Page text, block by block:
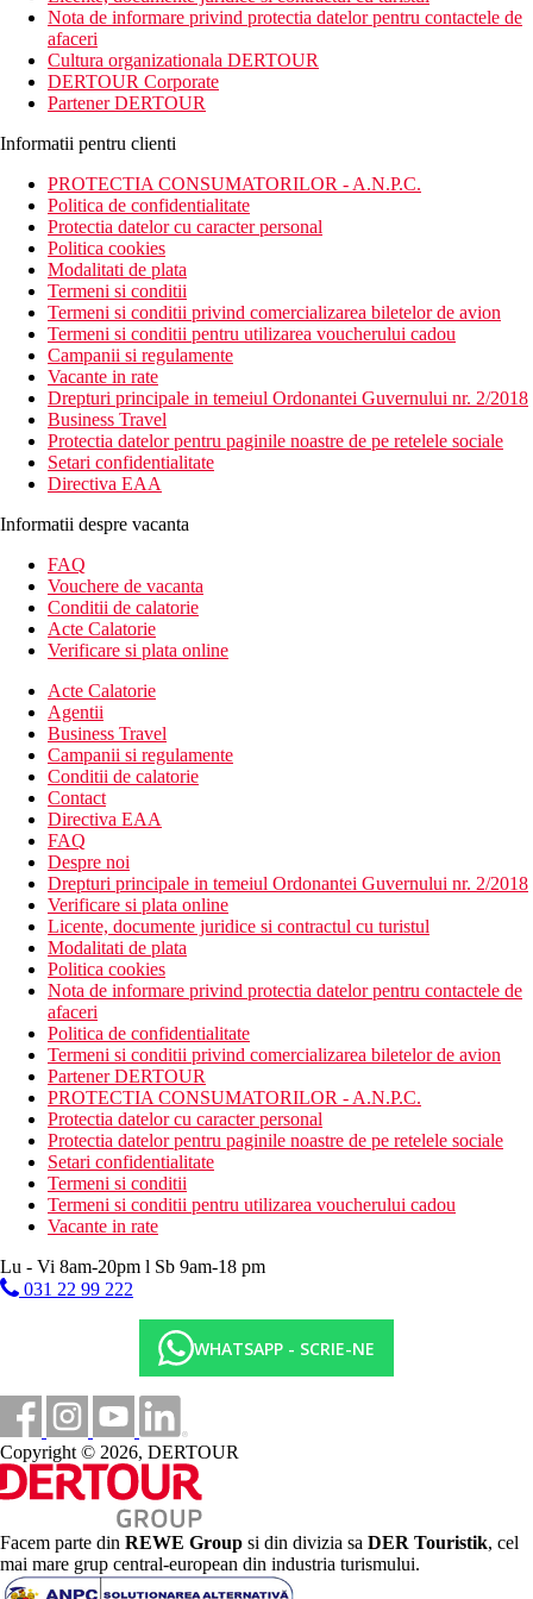
metri de plaja Kata Noi. Proprietatea ofera numeroase servicii si
facilitati ce transforma simpla cazare intr-o experienta frumoasa.
Complexul hotelier are 2 zone separate: Thani Wing – situata in
apropiere de plaja, si Bhuri Wing – inconjurata de gradini
tropicale.
Distanta
Plaja: in apropiere
Statie de autobuz: 14 km
Aeroport: 33 km
Descrierea camerei
Camere:
Deluxe Pool View
Junior Suite, Sea View
Grand Suite, Sea View
Junior Suite, Oceanfront
Deluxe Room
Grand Deluxe Room
Facilitati:
baie
telefon direct
aer conditionat (reglat central)
frigider
pat dublu
TV
satelit/cablu TV
dus
balcon/ terasa
aparat de preparare ceai/cafea
aer conditionat (reglabil individual)
uscator de par
pat king size
cada de baie
minibar
lounge
Descrierea hotelului
cafenea
loc de joaca
sala de vizionare TV
receptie 24 de ore
restaurant(e)
parcare
schimb valutar
restaurant(e) cu aer conditionat
restaurant(e) cu scaune inalte pentru copii
bar(uri)
restaurant(e) cu spatiu special pentru nefumatori
room service
check-in 24 de ore
magazine
acces la internet
sala de conferinte
garaj
lifturi
asistenta medicala
restaurant(e) cu spatiu pentru fumatori
magazin mic
seiful hotelului
sala de jocuri
servicii de spalatorie de rufe
Internet WLAN
Descrierea plajei
cu nisip
Activitati sportive si divertisment
joc Boccia
masaj
Nota de informare privind protectia datelor pentru contactele de
afaceri
Cultura organizationala DERTOUR
DERTOUR Corporate
Partener DERTOUR
Informatii pentru clienti
PROTECTIA CONSUMATORILOR - A.N.P.C.
Politica de confidentialitate
Protectia datelor cu caracter personal
Politica cookies
Modalitati de plata
Termeni si conditii
Termeni si conditii privind comercializarea biletelor de avion
Termeni si conditii pentru utilizarea voucherului cadou
Campanii si regulamente
Vacante in rate
Drepturi principale in temeiul Ordonantei Guvernului nr. 2/2018
Business Travel
Protectia datelor pentru paginile noastre de pe retelele sociale
Setari confidentialitate
Directiva EAA
Informatii despre vacanta
FAQ
Vouchere de vacanta
Conditii de calatorie
Acte Calatorie
Verificare si plata online
Acte Calatorie
Agentii
Business Travel
Campanii si regulamente
Conditii de calatorie
Contact
Directiva EAA
FAQ
Despre noi
Drepturi principale in temeiul Ordonantei Guvernului nr. 2/2018
Verificare si plata online
Licente, documente juridice si contractul cu turistul
Modalitati de plata
Politica cookies
Nota de informare privind protectia datelor pentru contactele de
afaceri
Politica de confidentialitate
Termeni si conditii privind comercializarea biletelor de avion
Partener DERTOUR
PROTECTIA CONSUMATORILOR - A.N.P.C.
Protectia datelor cu caracter personal
Protectia datelor pentru paginile noastre de pe retelele sociale
Setari confidentialitate
Termeni si conditii
Termeni si conditii pentru utilizarea voucherului cadou
Vacante in rate
Lu - Vi 8am-20pm l Sb 9am-18 pm
031 22 99 222
WHATSAPP - SCRIE-NE
Copyright © 2026, DERTOUR
Facem parte din REWE Group si din divizia sa DER Touristik, cel
mai mare grup central-european din industria turismului.